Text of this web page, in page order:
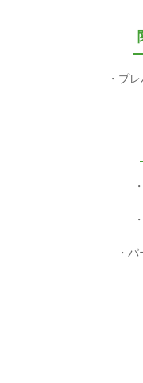
プ
パ